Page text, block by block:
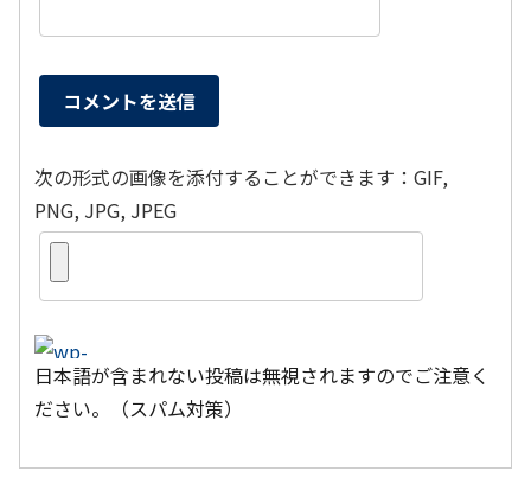
次の形式の画像を添付することができます：GIF,
PNG, JPG, JPEG
日本語が含まれない投稿は無視されますのでご注意く
ださい。（スパム対策）